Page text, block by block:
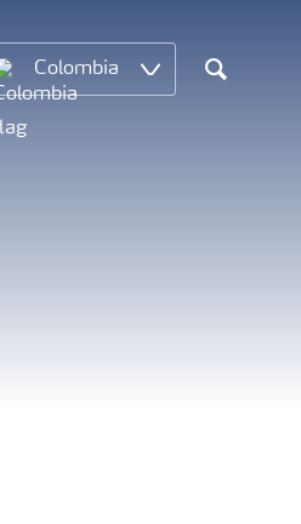
Colombia
Search